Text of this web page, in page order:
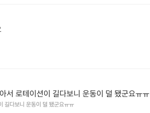
서 로테이션이 길다보니 운동이 덜 됐군요ㅠㅠ
길다보니 운동이 덜 됐군요ㅠㅠ